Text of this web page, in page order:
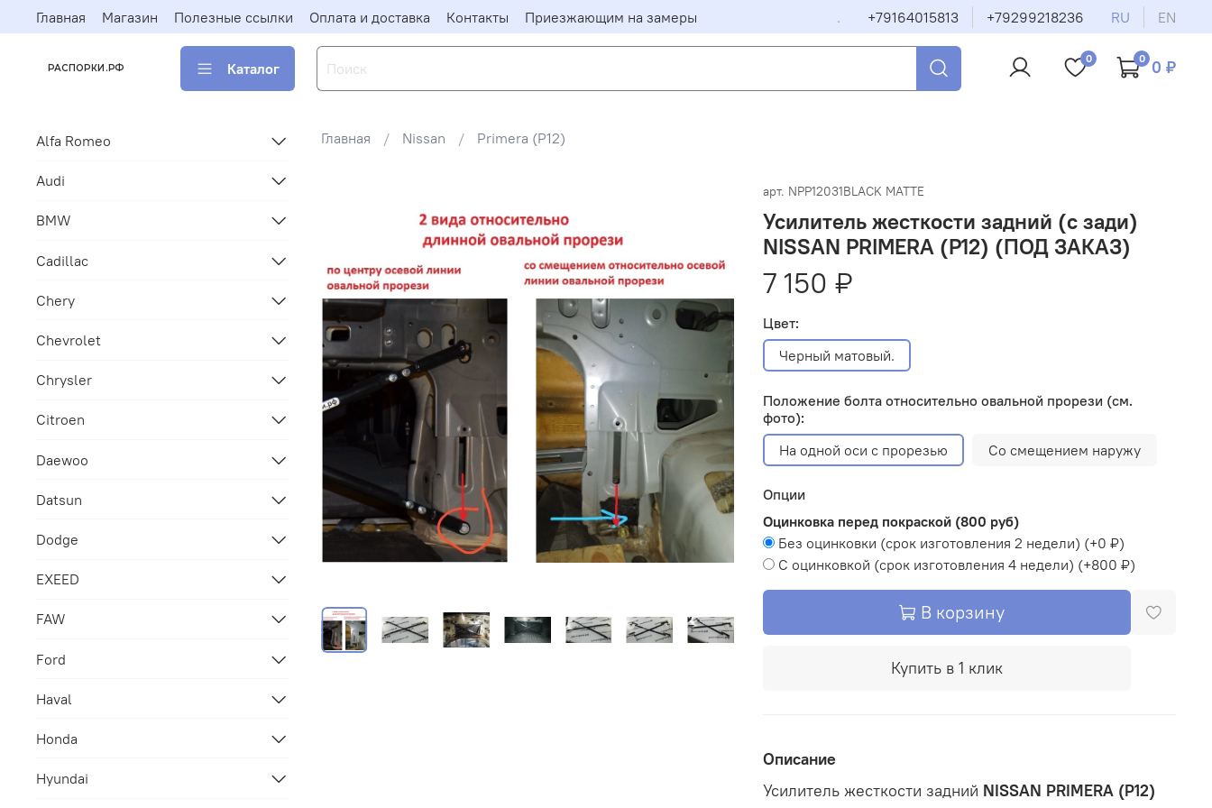
Главная Магазин Полезные ссылки Оплата и доставка Контакты Приезжающим на замеры . +79164015813 +79299218236 RU EN
РАСПОРКИ.РФ Каталог
0 0 0 ₽
Главная Nissan Primera (P12)
арт. NPP12031BLACK MATTE
Усилитель жесткости задний (с зади)
NISSAN PRIMERA (P12) (ПОД ЗАКАЗ)
7 150 ₽
Цвет:
Черный матовый.
Положение болта относительно овальной прорези (см.
фото):
На одной оси с прорезью
Со смещением наружу
Опции
Оцинковка перед покраской (800 руб)
Без оцинковки (срок изготовления 2 недели) (+0 ₽)
С оцинковкой (срок изготовления 4 недели) (+800 ₽)
В корзину
Купить в 1 клик
Описание
Усилитель жесткости задний NISSAN PRIMERA (P12)
Alfa Romeo
Audi
BMW
Cadillac
Chery
Chevrolet
Chrysler
Citroen
Daewoo
Datsun
Dodge
EXEED
FAW
Ford
Haval
Honda
Hyundai